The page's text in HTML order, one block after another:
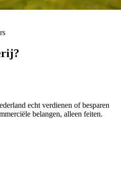
echt verdienen of besparen
belangen, alleen feiten.